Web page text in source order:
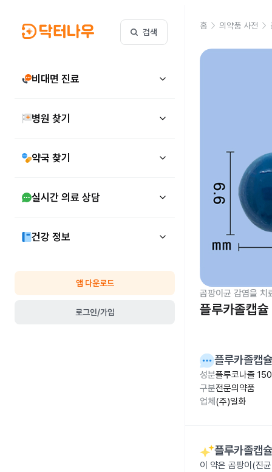
검색
비대면 진료
병원 찾기
약국 찾기
실시간 의료 상담
건강 정보
앱 다운로드
로그인/가입
홈 의약품 사전
곰팡이균 감염을 치
플루카졸캡
플루카졸캡
성분플루코나졸
구분전문의약품
업체 (주)일화
플루카졸캡
이 약은 곰팡이(진